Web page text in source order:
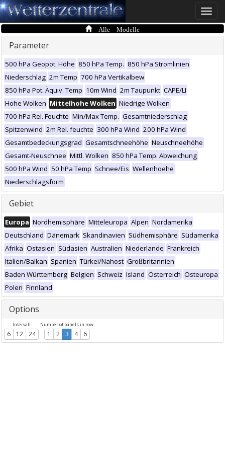
Toggle
Alle Modelle
Parameter
500 hPa Geopot. Höhe 850 hPa Temp. 850 hPa Stromlinien
Niederschlag 2m Temp 700 hPa Vertikalbew
850 hPa Pot. Äquiv. Temp 10m Wind 2m Taupunkt CAPE/LI
Hohe Wolken Mittelhohe Wolken Niedrige Wolken
700 hPa Rel. Feuchte Min/Max Temp. Gesamtniederschlag
Spitzenwind 2m Rel. feuchte 300 hPa Wind 200 hPa Wind
Gesamtbedeckungsgrad Gesamtschneehöhe Neuschneehöhe
Gesamt-Neuschnee Mittl. Wolken 850 hPa Temp. Abweichung
500 hPa Wind 50 hPa Temp Schnee/Eis Wellenhoehe
Niederschlagsform
Gebiet
Europa Nordhemisphäre Mitteleuropa Alpen Nordamerika
Deutschland Dänemark Skandinavien Südhemisphäre Südamerika
Afrika Ostasien Südasien Australien Niederlande Frankreich
Italien/Balkan Spanien Türkei/Nahost Großbritannien
Baden Württemberg Belgien Schweiz Island Österreich Osteuropa
Polen Finnland
Options
Intervall
6 12 24
Number of panels in row
1 2 3 4 6